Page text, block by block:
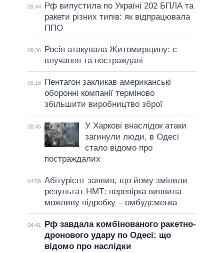
09:44
Рф випустила по Україні 202 БПЛА та
ракети різних типів: як відпрацювала
ППО
09:36
Росія атакувала Житомирщину: є
влучання та постраждалі
09:18
Пентагон закликав американські
оборонні компанії терміново
збільшити виробництво зброї
08:45
У Харкові внаслідок атаки
загинули люди, в Одесі
стало відомо про
постраждалих
04:59 Абітурієнт заявив, що йому змінили
результат НМТ: перевірка виявила
можливу підробку – омбудсменка
04:41
Рф завдала комбінованого ракетно-
дронового удару по Одесі: що
відомо про наслідки